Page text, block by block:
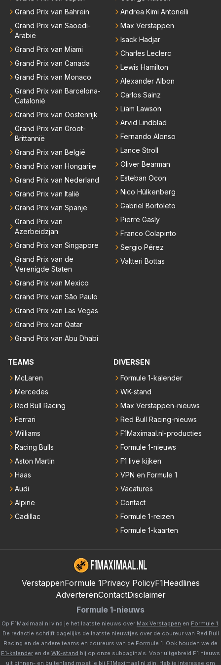
Grand Prix van Bahrein
Grand Prix van Saoedi-
Arabië
Grand Prix van Miami
Grand Prix van Canada
Grand Prix van Monaco
Grand Prix van Barcelona-
Catalonië
Grand Prix van Oostenrijk
Grand Prix van Groot-
Brittannië
Grand Prix van België
Grand Prix van Hongarije
Grand Prix van Nederland
Grand Prix van Italië
Grand Prix van Spanje
Grand Prix van
Azerbeidzjan
Grand Prix van Singapore
Grand Prix van de
Verenigde Staten
Grand Prix van Mexico
Grand Prix van São Paulo
Grand Prix van Las Vegas
Grand Prix van Qatar
Grand Prix van Abu Dhabi
Andrea Kimi Antonelli
Max Verstappen
Isack Hadjar
Charles Leclerc
Lewis Hamilton
Alexander Albon
Carlos Sainz
Liam Lawson
Arvid Lindblad
Fernando Alonso
Lance Stroll
Oliver Bearman
Esteban Ocon
Nico Hülkenberg
Gabriel Bortoleto
Pierre Gasly
Franco Colapinto
Sergio Pérez
Valtteri Bottas
TEAMS
McLaren
Mercedes
Red Bull Racing
Ferrari
Williams
Racing Bulls
Aston Martin
Haas
Audi
Alpine
Cadillac
DIVERSEN
Formule 1-kalender
WK-stand
Max Verstappen-nieuws
Red Bull Racing-nieuws
F1Maximaal.nl-producties
Formule 1-nieuws
F1 live kijken
VPN en Formule 1
Vacatures
Contact
Formule 1-reizen
Formule 1-kaarten
VerstappenFormule 1Privacy PolicyF1Headlines
AdverterenContactDisclaimer
Formule 1-nieuws
Op F1Maximaal.nl vind je het laatste nieuws over Max Verstappen en Formule 1
De redactie schrijft dagelijks de laatste nieuwtjes over de coureur van Red Bull
Racing en de andere teams en coureurs van de Formule 1. Ook houden we de
F1-kalender en de WK-stand bij op onze subpagina's. Voor uitgebreid F1 nieuws
uit binnen- en buitenland moet je bij F1Maximaal.nl zijn. Heb je interesse om